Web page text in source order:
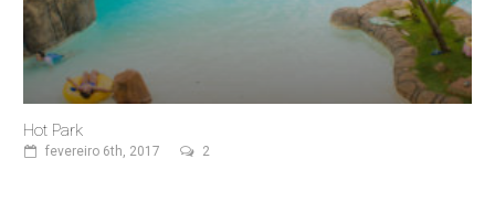
Hot Park
fevereiro 6th, 2017 2